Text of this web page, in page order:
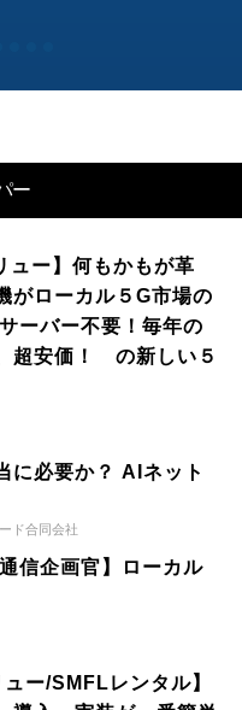
ー
ュー】何もかもが革
がローカル５G市場の
ーバー不要！毎年の
超安価！ の新しい５
に必要か？ AIネット
ド合同会社
信企画官】ローカル
ー/SMFLレンタル】